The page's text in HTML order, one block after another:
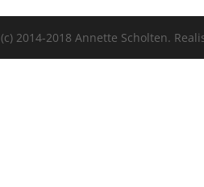
(c) 2014-2018 Annette Scholten.